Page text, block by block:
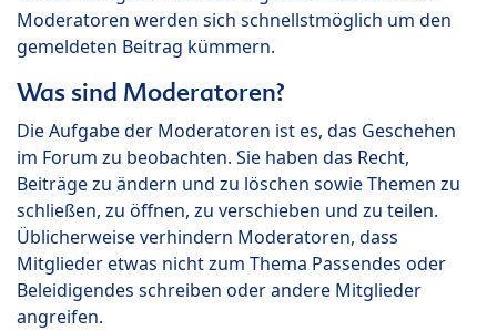
Moderatoren werden sich schnellstmöglich um den
gemeldeten Beitrag kümmern.
Was sind Moderatoren?
Die Aufgabe der Moderatoren ist es, das Geschehen
im Forum zu beobachten. Sie haben das Recht,
Beiträge zu ändern und zu löschen sowie Themen zu
schließen, zu öffnen, zu verschieben und zu teilen.
Üblicherweise verhindern Moderatoren, dass
Mitglieder etwas nicht zum Thema Passendes oder
Beleidigendes schreiben oder andere Mitglieder
angreifen.